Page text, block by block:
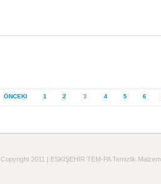
ÖNCEKI 1 2 3 4 5 6
Copyright 2011.| ESKİŞEHİR TEM-PA Temizlik